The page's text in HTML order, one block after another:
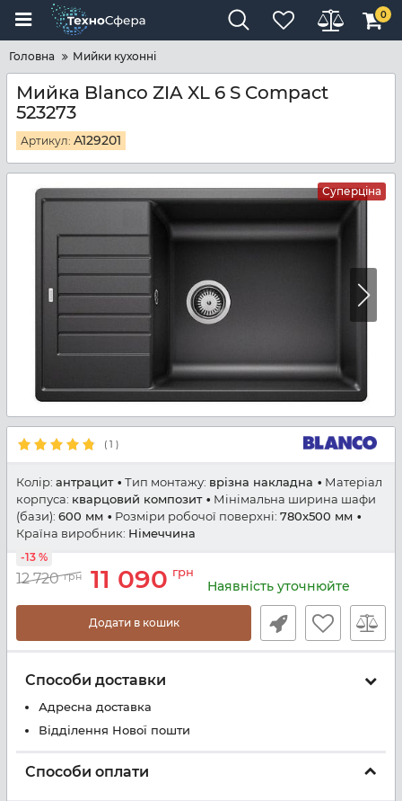
0
Головна Мийки кухонні
Мийка Blanco ZIA XL 6 S Compact
523273
Артикул: A129201
Суперціна
( 1 )
Колір: антрацит Тип монтажу: врізна накладна
Матеріал
корпуса: кварцовий композит
Мінімальна ширина шафи
(бази): 600 мм Розміри робочої поверхні: 780x500 мм
Країна виробник: Німеччина
12 720 грн 11 090 грн
-13 %
Наявність уточнюйте
Додати в кошик
Способи доставки
Адресна доставка
Відділення Нової пошти
Способи оплати